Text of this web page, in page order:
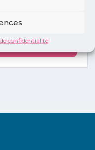
confidentialité